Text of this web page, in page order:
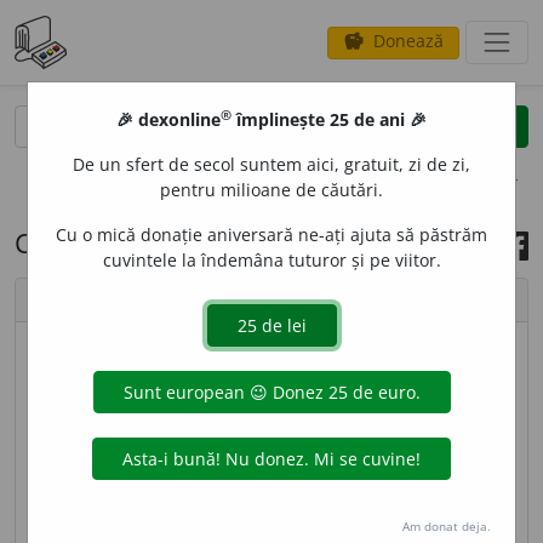
savings Donează
opțiuni
Cuvântul zilei, 14 mai 2022
imagine © Andrea Homorodean
rnic, ~ă[At:(cca1618) GCR I, 50/11 /Pl:~ici, ~ice
ocară+-nic] ( Înv)1 aVrednic de ocară
🎉 dexonline® împlinește 25 de ani 🎉
De un sfert de secol suntem aici, gratuit, zi de zi,
pentru milioane de căutări.
Cu o mică donație aniversară ne-ați ajuta să păstrăm
cuvintele la îndemâna tuturor și pe viitor.
Am donat deja.